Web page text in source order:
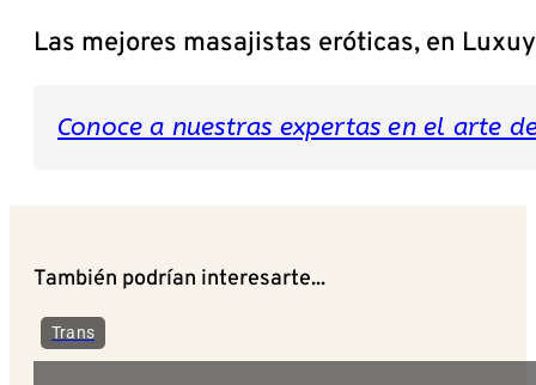
Las mejores masajistas eróticas, en
Conoce a nuestras expertas en el arte
También podrían interesarte...
Trans